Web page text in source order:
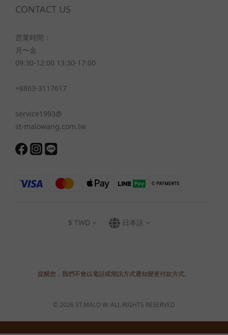
CONTACT US
営業時間：
月〜金
09:30-12:00 13:30-17:00
+8863-3117617
service1993@
st-malowang.com.tw
$ TWD 日本語
提醒您，我們不會以電話或簡訊方式通知變更付款方式。
© 2026 ST.MALO W. ALL RIGHTS RESERVED